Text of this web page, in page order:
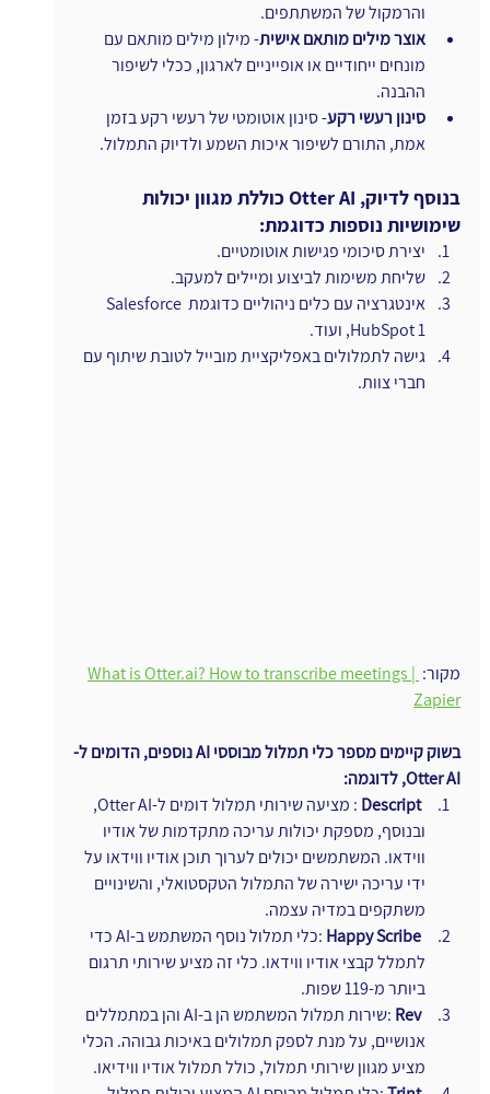
והרמקול של המשתתפים.
אוצר מילים מותאם אישית- מילון מילים מותאם עם
מונחים ייחודיים או אופייניים לארגון, ככלי לשיפור
ההבנה.
סינון רעשי רקע- סינון אוטומטי של רעשי רקע בזמן
אמת, התורם לשיפור איכות השמע ולדיוק התמלול.
בנוסף לדיוק, Otter AI כוללת מגוון יכולות
שימושיות נוספות כדוגמת:
יצירת סיכומי פגישות אוטומטיים.
שליחת משימות לביצוע ומיילים למעקב.
אינטגרציה עם כלים ניהוליים כדוגמת Salesforce
,HubSpot 1 ועוד.
גישה לתמלולים באפליקציית מובייל לטובת שיתוף עם
חברי צוות.
מקור: What is Otter.ai? How to transcribe meetings |
Zapier
בשוק קיימים מספר כלי תמלול מבוססי AI נוספים, הדומים ל-
Otter AI, לדוגמה:
וDescript
: מציעה שירותי תמלול דומים ל-Otter AI,
ובנוסף, מספקת יכולות עריכה מתקדמות של אודיו
ווידאו. המשתמשים יכולים לערוך תוכן אודיו ווידאו על
ידי עריכה ישירה של התמלול הטקסטואלי, והשינויים
משתקפים במדיה עצמה.
Happy Scribe
:כלי תמלול נוסף המשתמש ב-AI כדי
לתמלל קבצי אודיו ווידאו. כלי זה מציע שירותי תרגום
ביותר מ-119 שפות.
וRev
:שירות תמלול המשתמש הן ב-AI והן במתמללים
אנושיים, על מנת לספק תמלולים באיכות גבוהה. הכלי
מציע מגוון שירותי תמלול, כולל תמלול אודיו ווידיאו.